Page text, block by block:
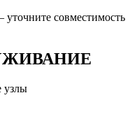
совместимость
узлы